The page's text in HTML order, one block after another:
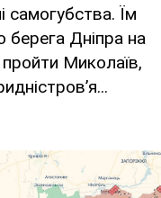
самогубства. Їм
берега Дніпра на
Миколаїв,